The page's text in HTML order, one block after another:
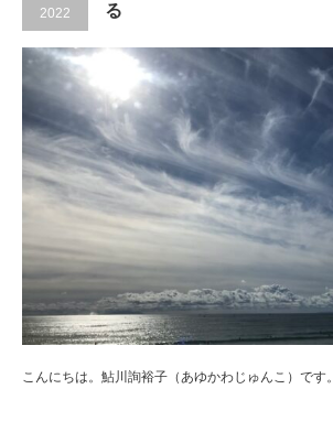
2022
る
こんにちは。鮎川詢裕子（あゆかわじゅんこ）です。